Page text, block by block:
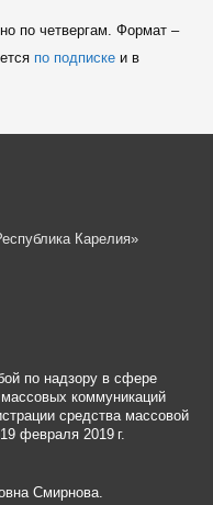
по четвергам. Формат –
по подпискеи в
Карелия»
по надзору в сфере
коммуникаций
средства массовой
февраля 2019 г.
Смирнова.